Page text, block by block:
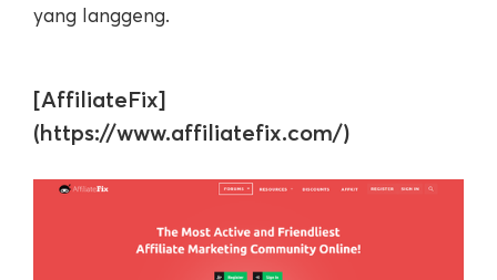
yang langgeng.
[AffiliateFix]
(https://www.affiliatefix.com/)